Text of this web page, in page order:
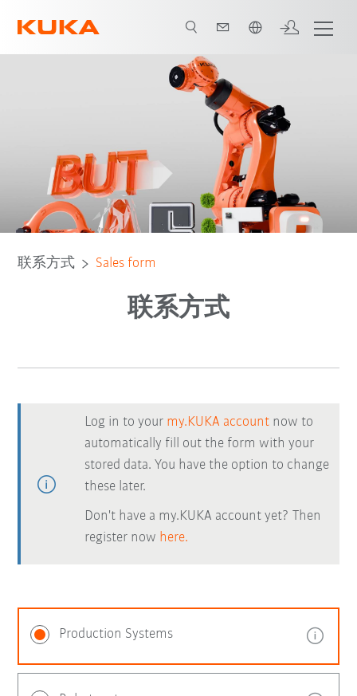
联系方式 Sales form
联系方式
Log in to your my.KUKA account now to
automatically fill out the form with your
stored data. You have the option to change
these later.
Don't have a my.KUKA account yet? Then
register now here.
Production Systems